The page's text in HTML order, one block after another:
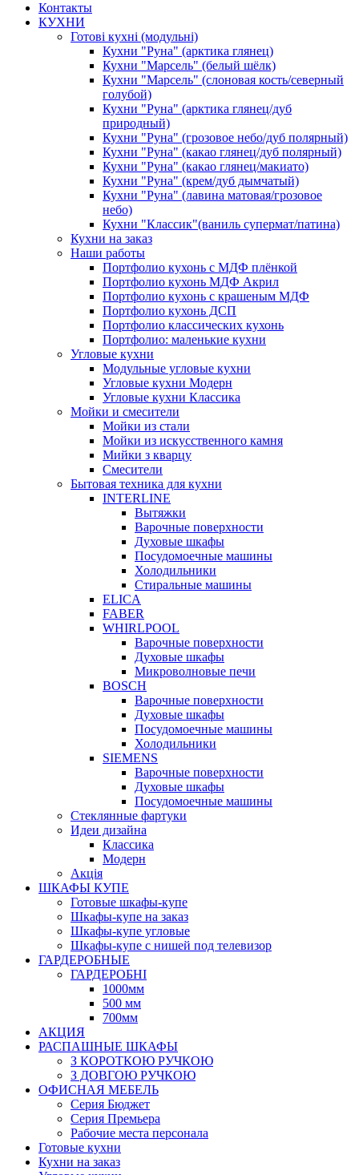
Контакты
КУХНИ
Готові кухні (модульні)
Кухни "Руна" (арктика глянец)
Кухни "Марсель" (белый шёлк)
Кухни "Марсель" (слоновая кость/северный
голубой)
Кухни "Руна" (арктика глянец/дуб
природный)
Кухни "Руна" (грозовое небо/дуб полярный)
Кухни "Руна" (какао глянец/дуб полярный)
Кухни "Руна" (какао глянец/макиато)
Кухни "Руна" (крем/дуб дымчатый)
Кухни "Руна" (лавина матовая/грозовое
небо)
Кухни "Классик"(ваниль супермат/патина)
Кухни на заказ
Наши работы
Портфолио кухонь с МДФ плёнкой
Портфолио кухонь МДФ Акрил
Портфолио кухонь с крашеным МДФ
Портфолио кухонь ДСП
Портфолио классических кухонь
Портфолио: маленькие кухни
Угловые кухни
Модульные угловые кухни
Угловые кухни Модерн
Угловые кухни Классика
Мойки и смесители
Мойки из стали
Мойки из искусственного камня
Мийки з кварцу
Смесители
Бытовая техника для кухни
INTERLINE
Вытяжки
Варочные поверхности
Духовые шкафы
Посудомоечные машины
Холодильники
Стиральные машины
ELICA
FABER
WHIRLPOOL
Варочные поверхности
Духовые шкафы
Микроволновые печи
BOSCH
Варочные поверхности
Духовые шкафы
Посудомоечные машины
Холодильники
SIEMENS
Варочные поверхности
Духовые шкафы
Посудомоечные машины
Стеклянные фартуки
Идеи дизайна
Класcика
Модерн
Акція
ШКАФЫ КУПЕ
Готовые шкафы-купе
Шкафы-купе на заказ
Шкафы-купе угловые
Шкафы-купе с нишей под телевизор
ГАРДЕРОБНЫЕ
ГАРДЕРОБНІ
1000мм
500 мм
700мм
АКЦИЯ
РАСПАШНЫЕ ШКАФЫ
З КОРОТКОЮ РУЧКОЮ
З ДОВГОЮ РУЧКОЮ
ОФИСНАЯ МЕБЕЛЬ
Серия Бюджет
Серия Премьера
Рабочие места персонала
Готовые кухни
Кухни на заказ